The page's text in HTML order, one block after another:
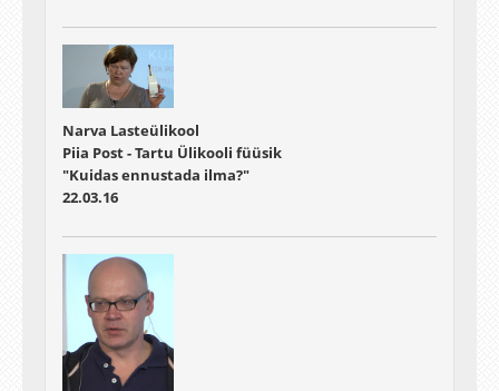
Narva Lasteülikool
Piia Post - Tartu Ülikooli füüsik
"Kuidas ennustada ilma?"
22.03.16